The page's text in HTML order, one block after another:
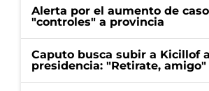
Alerta por el aumento de
"controles" a provincia
Caputo busca subir a Kicillof
presidencia: "Retirate, amigo"